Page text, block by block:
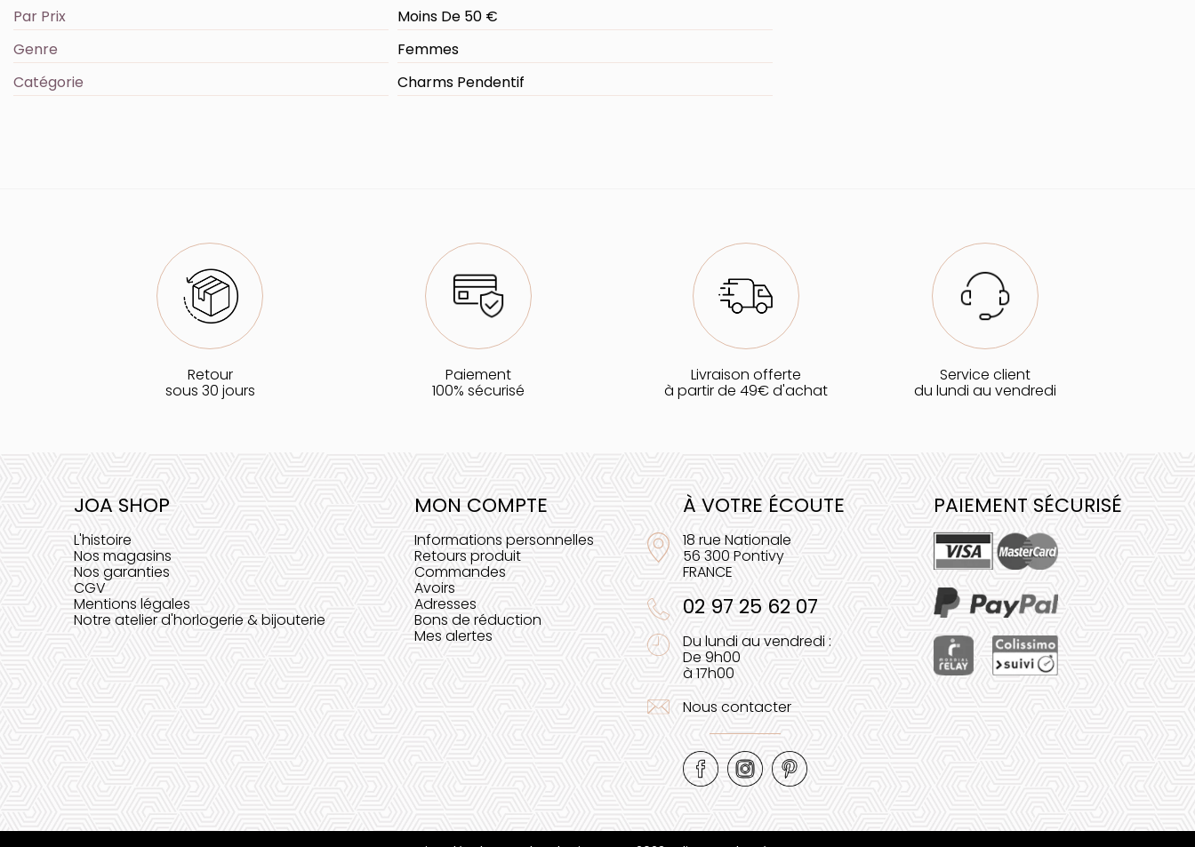
Par Prix
Moins De 50 €
Genre
Femmes
Catégorie
Charms Pendentif
Retour
sous 30 jours
Paiement
100% sécurisé
Livraison offerte
à partir de 49€ d'achat
Service client
du lundi au vendredi
JOA SHOP
L'histoire
Nos magasins
Nos garanties
CGV
Mentions légales
Notre atelier d'horlogerie & bijouterie
MON COMPTE
Informations personnelles
Retours produit
Commandes
Avoirs
Adresses
Bons de réduction
Mes alertes
À VOTRE ÉCOUTE
18 rue Nationale
56 300 Pontivy
FRANCE
02 97 25 62 07
Du lundi au vendredi :
De 9h00
à 17h00
Nous contacter
PAIEMENT SÉCURISÉ